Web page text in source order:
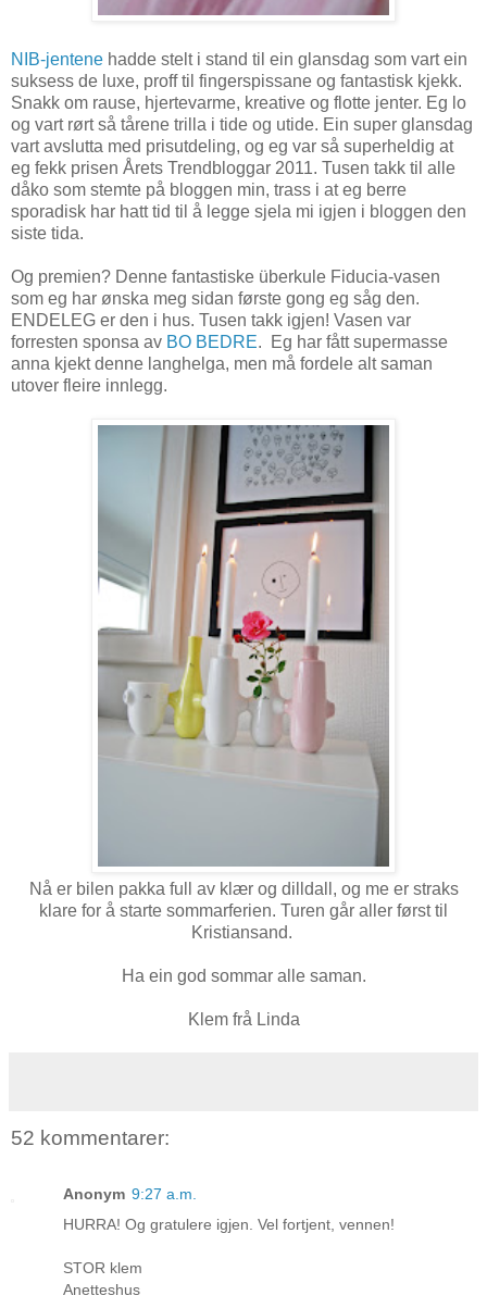
NIB-jentene hadde stelt i stand til ein glansdag som vart ein
suksess de luxe, proff til fingerspissane og fantastisk kjekk.
Snakk om rause, hjertevarme, kreative og flotte jenter. Eg lo
og vart rørt så tårene trilla i tide og utide. Ein super glansdag
vart avslutta med prisutdeling, og eg var så superheldig at
eg fekk prisen Årets Trendbloggar 2011. Tusen takk til alle
dåko som stemte på bloggen min, trass i at eg berre
sporadisk har hatt tid til å legge sjela mi igjen i bloggen den
siste tida.
Og premien? Denne fantastiske überkule Fiducia-vasen
som eg har ønska meg sidan første gong eg såg den.
ENDELEG er den i hus. Tusen takk igjen! Vasen var
forresten sponsa av BO BEDRE. Eg har fått supermasse
anna kjekt denne langhelga, men må fordele alt saman
utover fleire innlegg.
Nå er bilen pakka full av klær og dilldall, og me er straks
klare for å starte sommarferien. Turen går aller først til
Kristiansand.
Ha ein god sommar alle saman.
Klem frå Linda
52 kommentarer:
Anonym 9:27 a.m.
HURRA! Og gratulere igjen. Vel fortjent, vennen!
STOR klem
Anetteshus